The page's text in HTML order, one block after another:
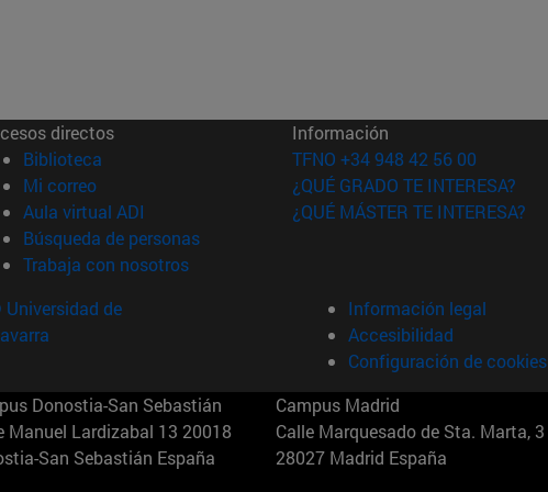
directos
Biblioteca (abre en nueva ventana)
Mi correo(abre en nueva ventana)
Aula virtual ADI (abre en nueva ventana)
Búsqueda de personas(abre en nueva ventana)
Trabaja con nosotros(abre en nueva ventana)
Información
TFNO +34 948 42 56 00
¿QUÉ GRADO TE INTERESA?
¿QUÉ MÁSTER TE INTERESA?
de
Información legal
Accesibilidad
Configuración de cookies
Donostia-San Sebastián
Manuel Lardizabal 13 20018
San Sebastián España
Campus Madrid
Calle Marquesado de Sta. Marta, 3
28027 Madrid España